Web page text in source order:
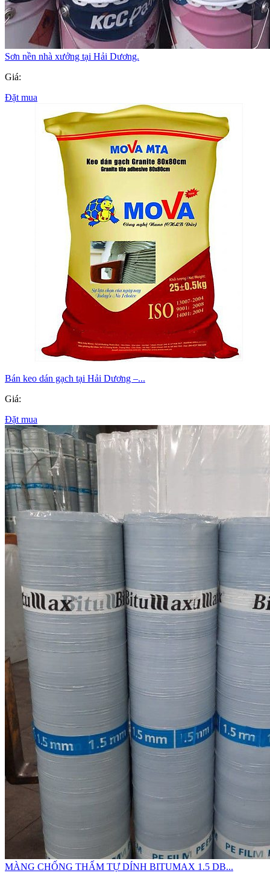
Sơn nền nhà xưởng tại Hải Dương.
Giá:
Đặt mua
Bán keo dán gạch tại Hải Dương –...
Giá:
Đặt mua
MÀNG CHỐNG THẤM TỰ DÍNH BITUMAX 1.5 DB...